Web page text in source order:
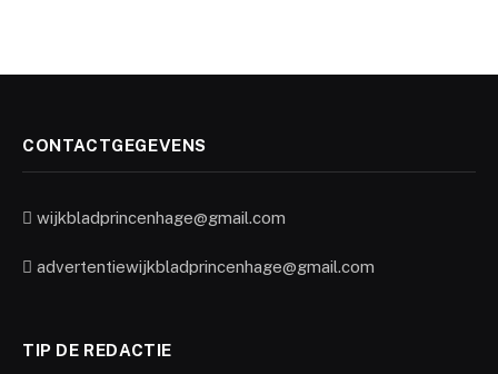
CONTACTGEGEVENS
wijkbladprincenhage@gmail.com
advertentiewijkbladprincenhage@gmail.com
TIP DE REDACTIE